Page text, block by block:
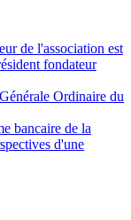
de l'association est
fondateur
Ordinaire du
bancaire de la
d'une